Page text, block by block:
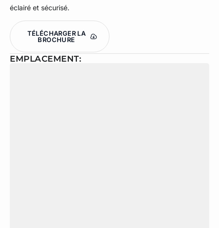
éclairé et sécurisé.
TÉLÉCHARGER LA
BROCHURE
EMPLACEMENT: